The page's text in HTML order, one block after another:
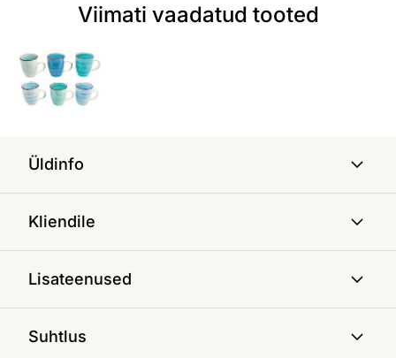
Viimati vaadatud tooted
Üldinfo
Kliendile
Lisateenused
Suhtlus